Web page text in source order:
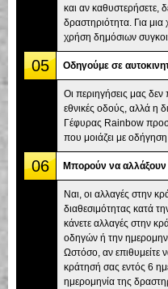
και αν καθυστερήσετε,
δραστηριότητα. Για
χρήση δημόσιων
05 Οδηγούμε σε
Οι περιηγήσεις μας
εθνικές οδούς, αλλά η
Γέφυρας Rainbow
που μοιάζει με
06 Μπορούν να αλλάξουν
Ναι, οι αλλαγές στην
διαθεσιμότητας κατά
κάνετε αλλαγές στην
οδηγών ή την
Ωστόσο, αν επιθυμείτε
κράτησή σας εντός 6
ημερομηνία της